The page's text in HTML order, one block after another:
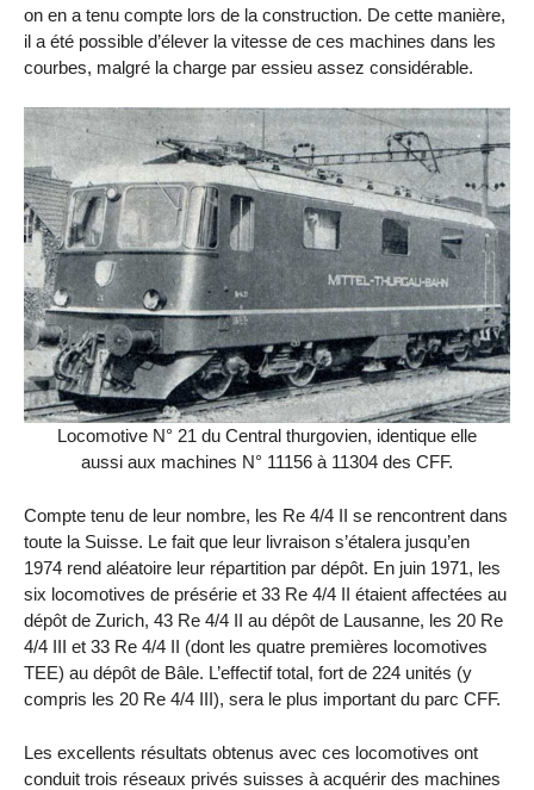
on en a tenu compte lors de la construction. De cette manière,
il a été possible d’élever la vitesse de ces machines dans les
courbes, malgré la charge par essieu assez considérable.
Locomotive N° 21 du Central thurgovien, identique elle
aussi aux machines N° 11156 à 11304 des CFF.
Compte tenu de leur nombre, les Re 4/4 II se rencontrent dans
toute la Suisse. Le fait que leur livraison s’étalera jusqu’en
1974 rend aléatoire leur répartition par dépôt. En juin 1971, les
six locomotives de présérie et 33 Re 4/4 II étaient affectées au
dépôt de Zurich, 43 Re 4/4 II au dépôt de Lausanne, les 20 Re
4/4 III et 33 Re 4/4 II (dont les quatre premières locomotives
TEE) au dépôt de Bâle. L’effectif total, fort de 224 unités (y
compris les 20 Re 4/4 III), sera le plus important du parc CFF.
Les excellents résultats obtenus avec ces locomotives ont
conduit trois réseaux privés suisses à acquérir des machines